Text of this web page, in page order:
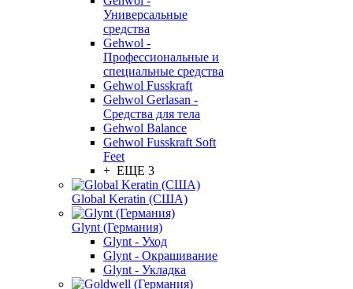
Универсальные
средства
Gehwol -
Профессиональные и
специальные средства
Gehwol Fusskraft
Gehwol Gerlasan -
Средства для тела
Gehwol Balance
Gehwol Fusskraft Soft
Feet
+ ЕЩЕ 3
Global Keratin (США)
Glynt (Германия)
Glynt - Уход
Glynt - Окрашивание
Glynt - Укладка